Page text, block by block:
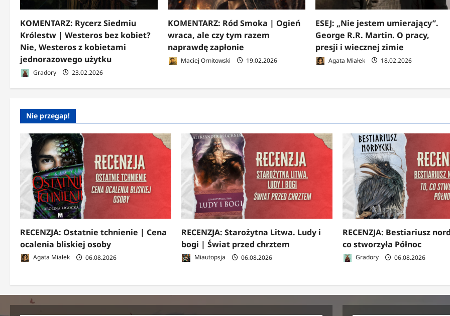
y
KOMENTARZ: Rycerz Siedmiu
Królestw | Westeros bez kobiet?
Nie, Westeros z kobietami
jednorazowego użytku
Gradory 23.02.2026
KOMENTARZ: Ród Smoka | Ogień
wraca, ale czy tym razem
naprawdę zapłonie
Maciej Ornitowski 19.02.2026
ESEJ: „Nie jestem umierający”.
George R.R. Martin. O pracy,
presji i wiecznej zimie
Agata Miałek 18.02.2026
Nie przegap!
RECENZJA: Ostatnie tchnienie | Cena
ocalenia bliskiej osoby
Agata Miałek 06.08.2026
RECENZJA: Starożytna Litwa. Ludy i
bogi | Świat przed chrztem
Miautopsja 06.08.2026
RECENZJA: Bestiariusz
co stworzyła Północ
Gradory 06.08.2026